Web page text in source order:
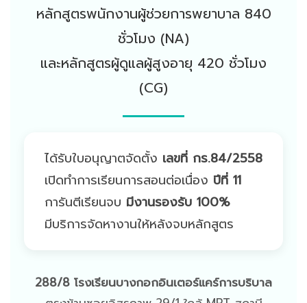
หลักสูตรพนักงานผู้ช่วยการพยาบาล 840
ชั่วโมง (NA)
และหลักสูตรผู้ดูแลผู้สูงอายุ 420 ชั่วโมง
(CG)
ได้รับใบอนุญาตจัดตั้ง เลขที่ กร.84/2558
เปิดทำการเรียนการสอนต่อเนื่อง ปีที่ 11
การันตีเรียนจบ มีงานรองรับ 100%
มีบริการจัดหางานให้หลังจบหลักสูตร
288/8 โรงเรียนบางกอกอินเตอร์แคร์การบริบาล